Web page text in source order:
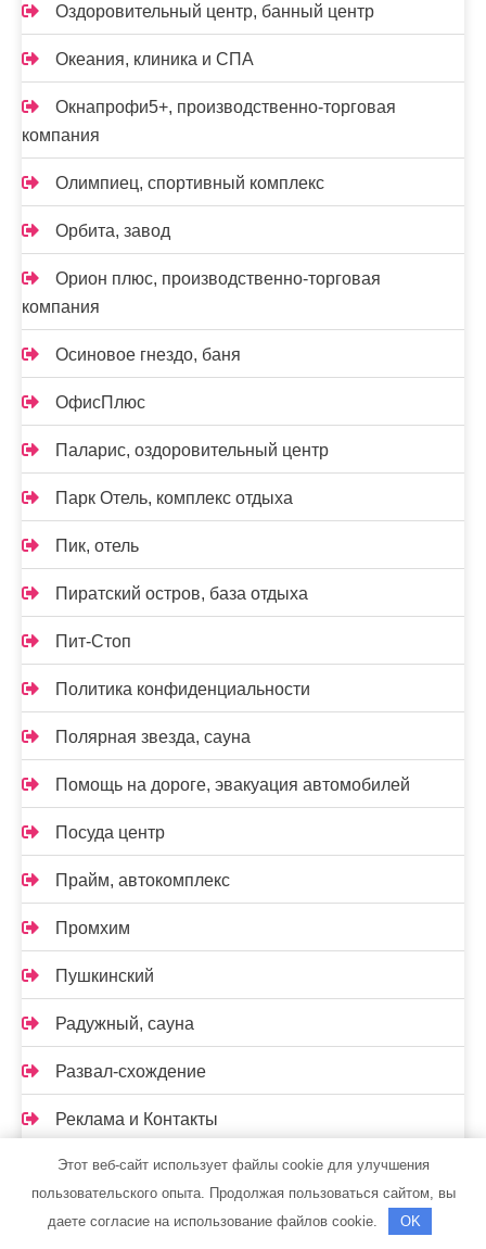
Оздоровительный центр, банный центр
Океания, клиника и СПА
Окнапрофи5+, производственно-торговая
компания
Олимпиец, спортивный комплекс
Орбита, завод
Орион плюс, производственно-торговая
компания
Осиновое гнездо, баня
ОфисПлюс
Паларис, оздоровительный центр
Парк Отель, комплекс отдыха
Пик, отель
Пиратский остров, база отдыха
Пит-Стоп
Политика конфиденциальности
Полярная звезда, сауна
Помощь на дороге, эвакуация автомобилей
Посуда центр
Прайм, автокомплекс
Промхим
Пушкинский
Радужный, сауна
Развал-схождение
Реклама и Контакты
Ремавто
Ремонт Авто52
Этот веб-сайт использует файлы cookie для улучшения
пользовательского опыта. Продолжая пользоваться сайтом, вы
даете согласие на использование файлов cookie.
OK